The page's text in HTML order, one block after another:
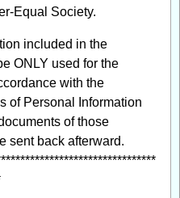
Equal Society.
included in the
ONLY used for the
with the
of Personal Information
of those
sent back afterward.